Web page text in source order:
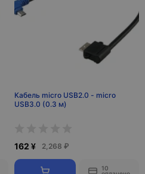
Кабель micro USB2.0 - micro
USB3.0 (0.3 м)
162 ¥ 2,268 ₽
10